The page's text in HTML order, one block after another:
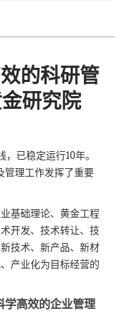
的科研管
研究院
已稳定运行10年。
管理工作发挥了重要
基础理论、黄金工程
开发、技术转让、技
技术、新产品、新材
产业化为目标经营的
学高效的企业管理